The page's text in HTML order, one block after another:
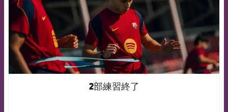
2部練習終了